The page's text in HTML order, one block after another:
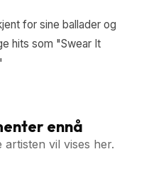
for sine ballader og
hits som "Swear It
ennå
vil vises her.